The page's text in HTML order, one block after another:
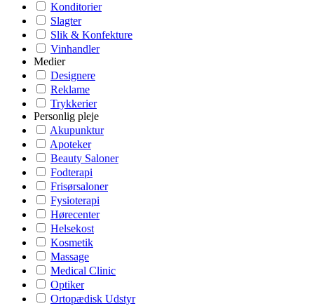
Konditorier
Slagter
Slik & Konfekture
Vinhandler
Medier
Designere
Reklame
Trykkerier
Personlig pleje
Akupunktur
Apoteker
Beauty Saloner
Fodterapi
Frisørsaloner
Fysioterapi
Hørecenter
Helsekost
Kosmetik
Massage
Medical Clinic
Optiker
Ortopædisk Udstyr